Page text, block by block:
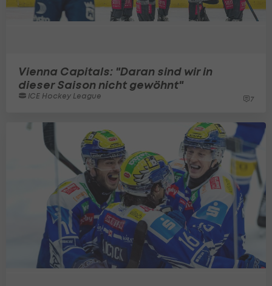
Vienna Capitals: "Daran sind wir in
dieser Saison nicht gewöhnt"
ICE Hockey League 7